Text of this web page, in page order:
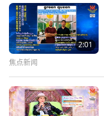
2:01
焦点新闻